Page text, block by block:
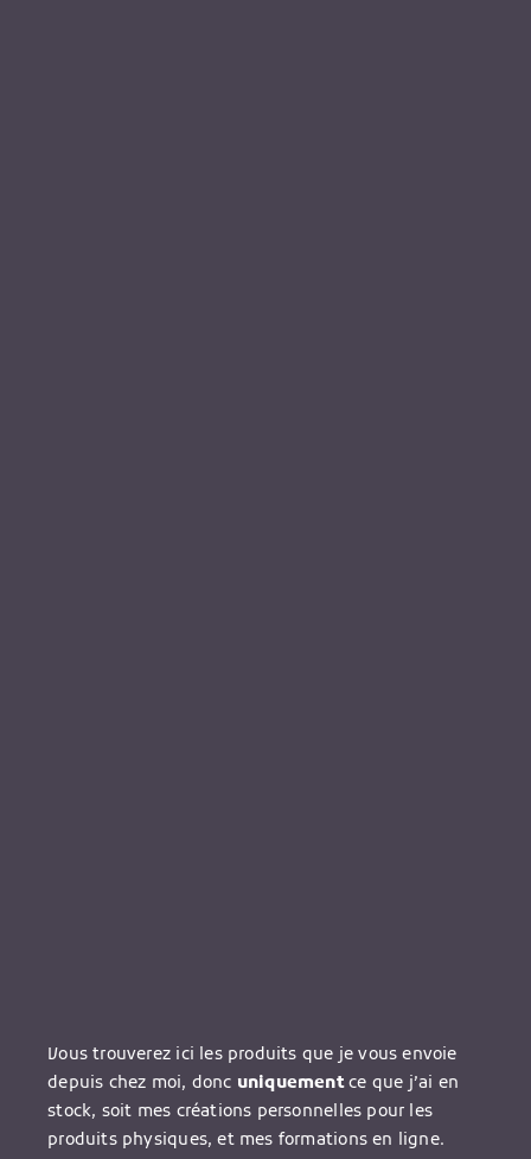
Vous trouverez ici les produits que je vous envoie
depuis chez moi, donc uniquementce que j’ai en
stock, soit mes créations personnelles pour les
produits physiques, et mes formations en ligne.